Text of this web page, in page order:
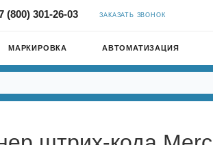
(800) 301-26-03 ЗАКАЗАТЬ ЗВОНОК
МАРКИРОВКА АВТОМАТИЗАЦИЯ